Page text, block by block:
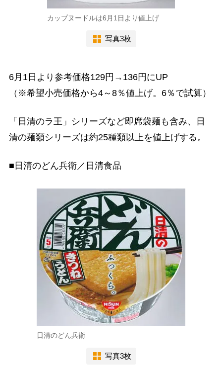
カップヌードルは6月1日より値上げ
写真3枚
6月1日より参考価格129円→136円にUP
（※希望小売価格から4～8％値上げ。6％で試算）
「日清のラ王」シリーズなど即席袋麺も含み、日
清の麺類シリーズは約25種類以上を値上げする。
■日清のどん兵衛／日清食品
日清のどん兵衛
写真3枚